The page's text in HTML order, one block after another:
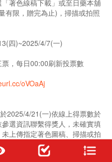
「著色線稿下載」或至日藥本舖
有限，贈完為止)，掃描或拍照
四)~2025/4/7(一)
票，每日00:00刷新投票數
oVOaAj
2025/4/21(一)依線上得票數於
參選資訊聯繫得獎人，未確實填
上傳指定著色圖稿、掃描或拍
刪除其上傳作品，日藥本舖保